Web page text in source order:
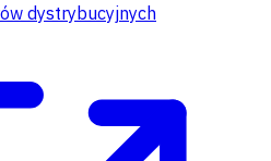
dystrybucyjnych